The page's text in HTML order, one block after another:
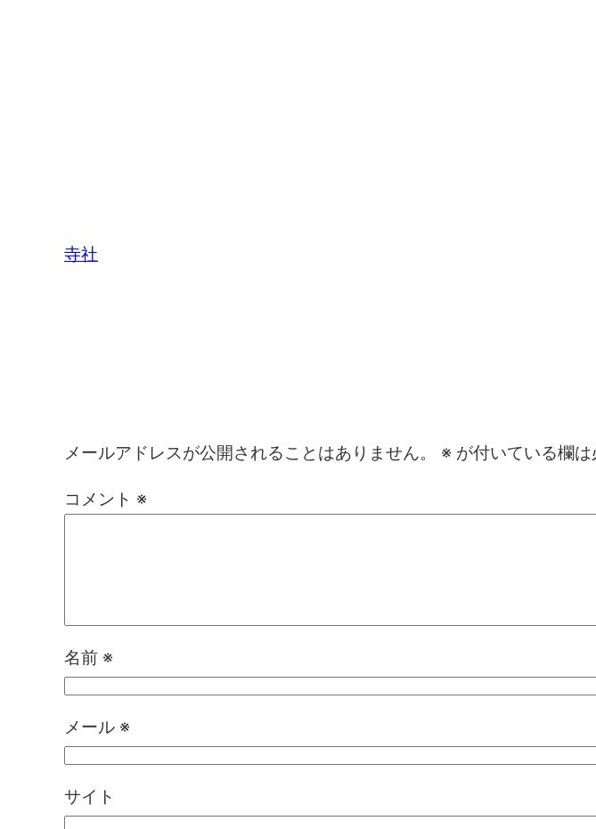
寺社
メールアドレスが公開されることはありません。 ※ が付いている欄
コメント ※
名前 ※
メール ※
サイト